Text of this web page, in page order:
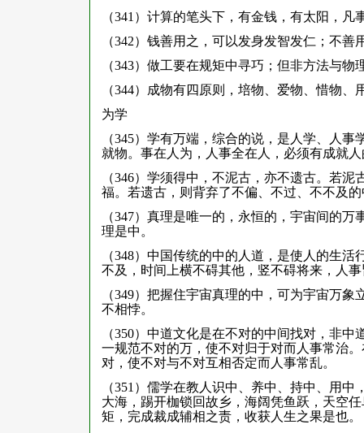
（341）计算的笔头下，有金钱，有太阳，
（342）钱善用之，可以发身发智发仁；不
（343）做工要在规矩中寻巧；但非方法与
（344）成物有四原则，培物、爱物、惜物
为学
（345）学有万端，综合的说，是人学、人
就物。事在人为，人事全在人，必须有成就
（346）学须得中，不泥古，亦不遗古。若
福。若遗古，则背弃了不偏、不过、不不及
（347）真理是唯一的，永恒的，宇宙间的
理是中。
（348）中国传统的中的人道，是使人的生
不及，时间上横不碍其他，竖不碍将来，人
（349）把握住宇宙真理的中，可为宇宙万
不相悖。
（350）中道文化是在不对的中间找对，非
一规范不对的万，使不对归于对而人事常治
对，使不对与不对互相否定而人事常乱。
（351）儒学在教人识中、养中、持中、用
大海，踢开枷锁回故乡，海阔凭鱼跃，天空
矩，完成裁成辅相之责，收获人生之果是也。